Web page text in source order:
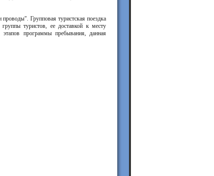
Групповая туристская поездка
туристов, ее доставкой к месту
программы пребывания, данная